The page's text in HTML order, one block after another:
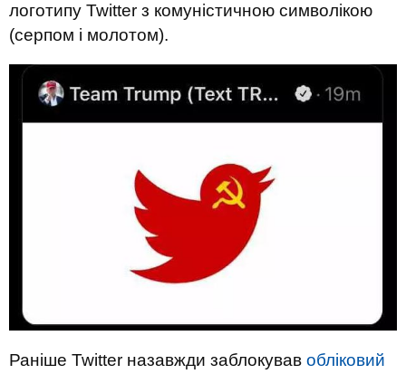
логотипу Twitter з комуністичною символікою
(серпом і молотом).
Раніше Twitter назавжди заблокував обліковий